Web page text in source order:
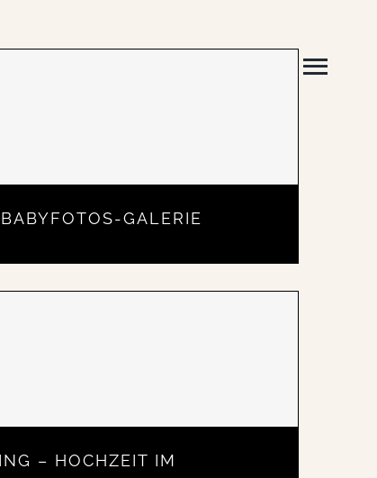
GALERIE
– HOCHZEIT IM